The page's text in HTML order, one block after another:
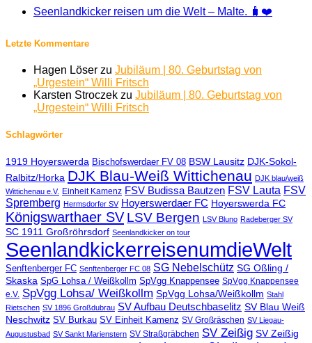
Seenlandkicker reisen um die Welt – Malte. 🧳❤️
Letzte Kommentare
Hagen Löser zu Jubiläum | 80. Geburtstag von
„Urgestein“ Willi Fritsch
Karsten Stroczek zu Jubiläum | 80. Geburtstag von
„Urgestein“ Willi Fritsch
Schlagwörter
1919 Hoyerswerda Bischofswerdaer FV 08 BSW Lausitz DJK-Sokol-
Ralbitz/Horka DJK Blau-Weiß Wittichenau DJK blau/weiß
Wittichenau e.V. Einheit Kamenz FSV Budissa Bautzen FSV Lauta FSV
Spremberg Hermsdorfer SV Hoyerswerdaer FC Hoyerswerda FC
Königswarthaer SV LSV Bergen LSV Bluno Radeberger SV
SC 1911 Großröhrsdorf Seenlandkicker on tour
SeenlandkickerreisenumdieWelt
Senftenberger FC Senftenberger FC 08 SG Nebelschütz SG Oßling /
Skaska SpG Lohsa / Weißkollm SpVgg Knappensee SpVgg Knappensee
e.V. SpVgg Lohsa/ Weißkollm SpVgg Lohsa/Weißkollm Stahl
Rietschen SV 1896 Großdubrau SV Aufbau Deutschbaselitz SV Blau Weiß
Neschwitz SV Burkau SV Einheit Kamenz SV Großräschen SV Liegau-
Augustusbad SV Sankt Marienstern SV Straßgräbchen SV Zeißig SV Zeißig